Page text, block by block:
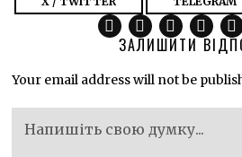
ЗАЛИШИТИ
Your email address will not be